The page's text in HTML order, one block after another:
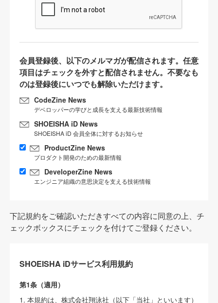
会員登録後、以下のメルマガが配信されます。任意
項目はチェックを外すと配信されません。不要なも
のは登録後にいつでも解除いただけます。
CodeZine News
デベロッパーの学びと成長を支える最新技術情報
SHOEISHA iD News
SHOEISHA iD 会員全体に対するお知らせ
ProductZine News
プロダクト開発のための最新情報
DeveloperZine News
エンジニア組織の意思決定を支える技術情報
下記規約をご確認いただきすべての内容に同意の上、チ
ェックボックスにチェックを付けてご登録ください。
SHOEISHA iDサービス利用規約
第1条（適用）
1. 本規約は、株式会社翔泳社（以下「当社」といいます）